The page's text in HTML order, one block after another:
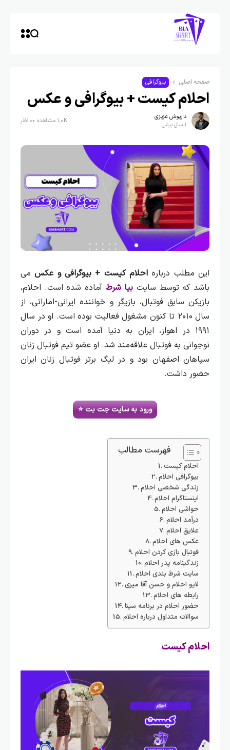
صفحه اصلی بیوگرافی
احلام کیست + بیوگرافی و عکس
داریوش عزیزی
1 سال پیش
1,0K مشاهده 0 نظر
این مطلب دربارهاحلام کیست + بیوگرافی و عکسمی
باشد که توسط سایتبیا شرط آماده شده است. احلام،
بازیکن سابق فوتبال، بازیگر و خواننده ایرانی-اماراتی، از
سال ۲۰۱۰ تا کنون مشغول فعالیت بوده است. او در سال
۱۹۹۱ در اهواز، ایران به دنیا آمده است و در دوران
نوجوانی به فوتبال علاقه‌مند شد. او عضو تیم فوتبال زنان
سپاهان اصفهان بود و در لیگ برتر فوتبال زنان ایران
حضور داشت.
ورود به سایت جت بت ⭐
فهرست مطالب
احلام کیست
بیوگرافی احلام
زندگی شخصی احلام
اینستاگرام احلام
حواشی احلام
درآمد احلام
علایق احلام
عکس های احلام
فوتبال بازی کردن احلام
زندگینامه پدر احلام
سایت شرط بندی احلام
لایو احلام و حسن آقا میری
رابطه های احلام
حضور احلام در برنامه سینا
سوالات متداول درباره احلام
احلام کیست